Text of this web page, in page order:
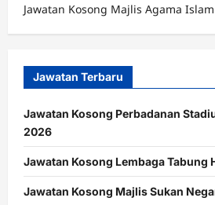
Jawatan Kosong Majlis Agama
Jawatan Terbaru
Jawatan Kosong Perbadanan
2026
Jawatan Kosong Lembaga Tabung
Jawatan Kosong Majlis Sukan